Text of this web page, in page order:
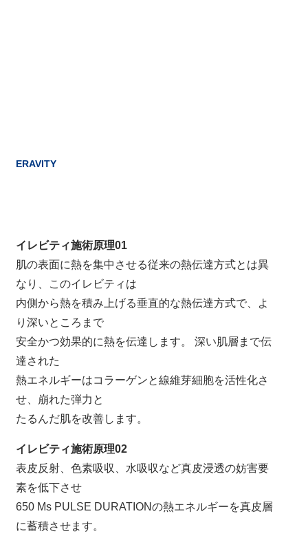
ERAVITY
イレビティ施術原理01
肌の表面に熱を集中させる従来の熱伝達方式とは異
なり、このイレビティは
内側から熱を積み上げる垂直的な熱伝達方式で、よ
り深いところまで
安全かつ効果的に熱を伝達します。 深い肌層まで伝
達された
熱エネルギーはコラーゲンと線維芽細胞を活性化さ
せ、崩れた弾力と
たるんだ肌を改善します。
イレビティ施術原理02
表皮反射、色素吸収、水吸収など真皮浸透の妨害要
素を低下させ
650 Μs PULSE DURATIONの熱エネルギーを真皮層
に蓄積させます。